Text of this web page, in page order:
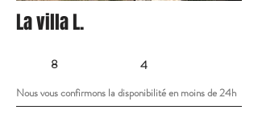
La villa L.
8 4
Nous vous confirmons la disponibilité en moins de 24h